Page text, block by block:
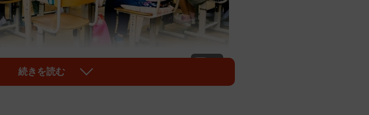
験の浅い新卒教師にとって、その負担は大きい ※画像はイメージ
続きを読む